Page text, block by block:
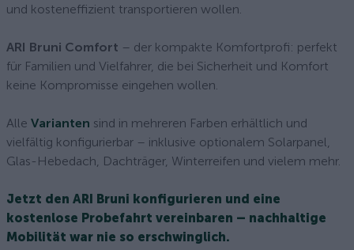
und kosteneffizient transportieren wollen.
ARI Bruni Comfort – der kompakte Komfortprofi: perfekt
für Familien und Vielfahrer, die bei Sicherheit und Komfort
keine Kompromisse eingehen wollen.
Alle Varianten sind in mehreren Farben erhältlich und
vielfältig konfigurierbar – inklusive optionalem Solarpanel,
Glas-Hebedach, Dachträger, Winterreifen und vielem mehr.
Jetzt den ARI Bruni konfigurieren und eine
kostenlose Probefahrt vereinbaren – nachhaltige
Mobilität war nie so erschwinglich.